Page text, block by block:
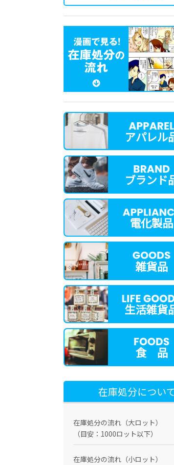
アパレル
ブランド
電化製品
雑貨品
生活雑貨
食 品
在庫処分につい
在庫処分の流れ（大ロット）
（目安：1000ロット以下）
在庫処分の流れ（小ロット）